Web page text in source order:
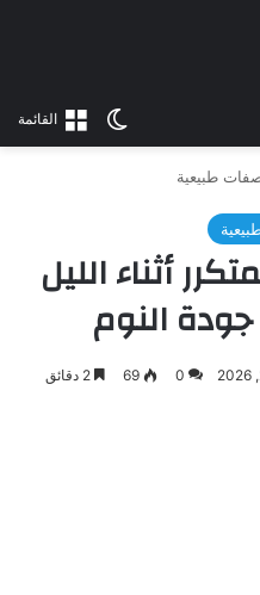
القائمةالوضع
طبيعية
أثناء الليل
النوم
0
69 2 دقائق